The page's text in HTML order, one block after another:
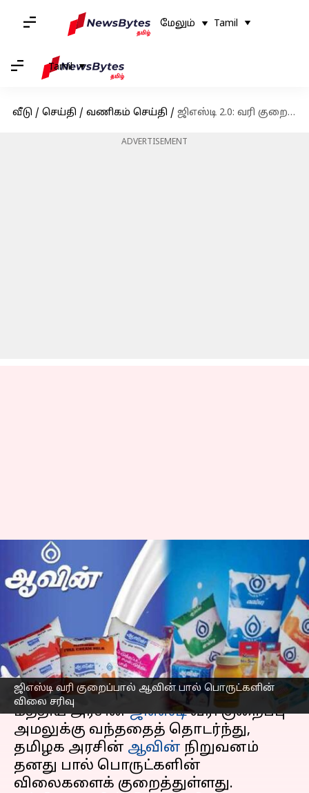
மேலும் Tamil
Tamil
வீடு / செய்தி / வணிகம் செய்தி / ஜிஎஸ்டி 2.0: வரி குறைப்பால் ஆவின் பால் பொருட்களின் விலை சரிவு
ADVERTISEMENT
ஜிஎஸ்டி வரி குறைப்பால் ஆவின் பால் பொருட்களின்
விலை சரிவு
ஜிஎஸ்டி 2.0: வரி
குறைப்பால் ஆவின் பால்
பொருட்களின் விலை
சரிவு
எழுதியவர் Sekar Chinnappan Sep 22, 2025 02:55 pm
செய்தி முன்னோட்டம்
மத்திய அரசின்ஜிஎஸ்டிவரி குறைப்பு
அமலுக்கு வந்ததைத் தொடர்ந்து,
தமிழக அரசின் ஆவின் நிறுவனம்
தனது பால் பொருட்களின்
விலைகளைக் குறைத்துள்ளது.